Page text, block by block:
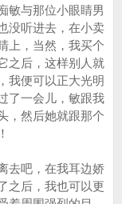
敏与那位小眼睛男
没听进去，在小卖
上，当然，我买个
之后，这样别人就
我便可以正大光明
了一会儿，敏跟我
，然后她就跟那个
吧，在我耳边娇
之后，我也可以更